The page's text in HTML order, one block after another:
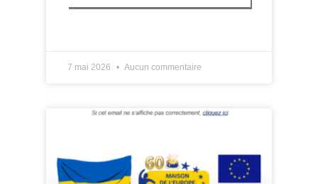
7 mai 2026 Aucun commentaire